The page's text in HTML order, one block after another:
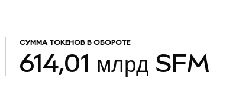
СУММА ТОКЕНОВ В ОБОРОТЕ
614,01 млрд SFM